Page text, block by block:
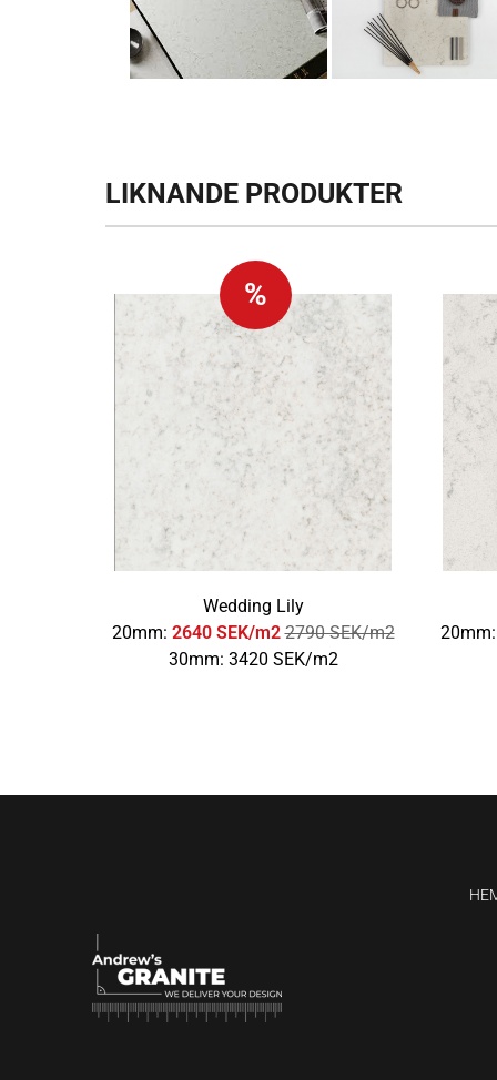
LIKNANDE PRODUKTER
%
Wedding Lily
20mm: 2640 SEK/m2 2790 SEK/m2
30mm: 3420 SEK/m2